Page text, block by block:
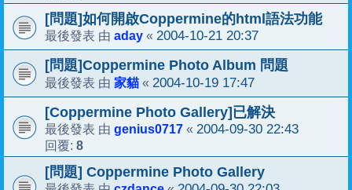
[問題]如何開啟Coppermine的html語法功能
最後發表 由 aday « 2004-10-21 20:37
[問題]Coppermine Photo Album 問題
最後發表 由 家貓 « 2004-10-19 17:47
[Coppermine Photo Gallery]已解決
最後發表 由 genius0717 « 2004-09-30 22:43
回覆: 8
[問題] Coppermine Photo Gallery